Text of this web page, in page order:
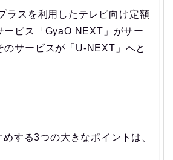
ラスを利用したテレビ向け定額
ービス「GyaO NEXT」がサー
のサービスが「U-NEXT」へと
する3つの大きなポイントは、